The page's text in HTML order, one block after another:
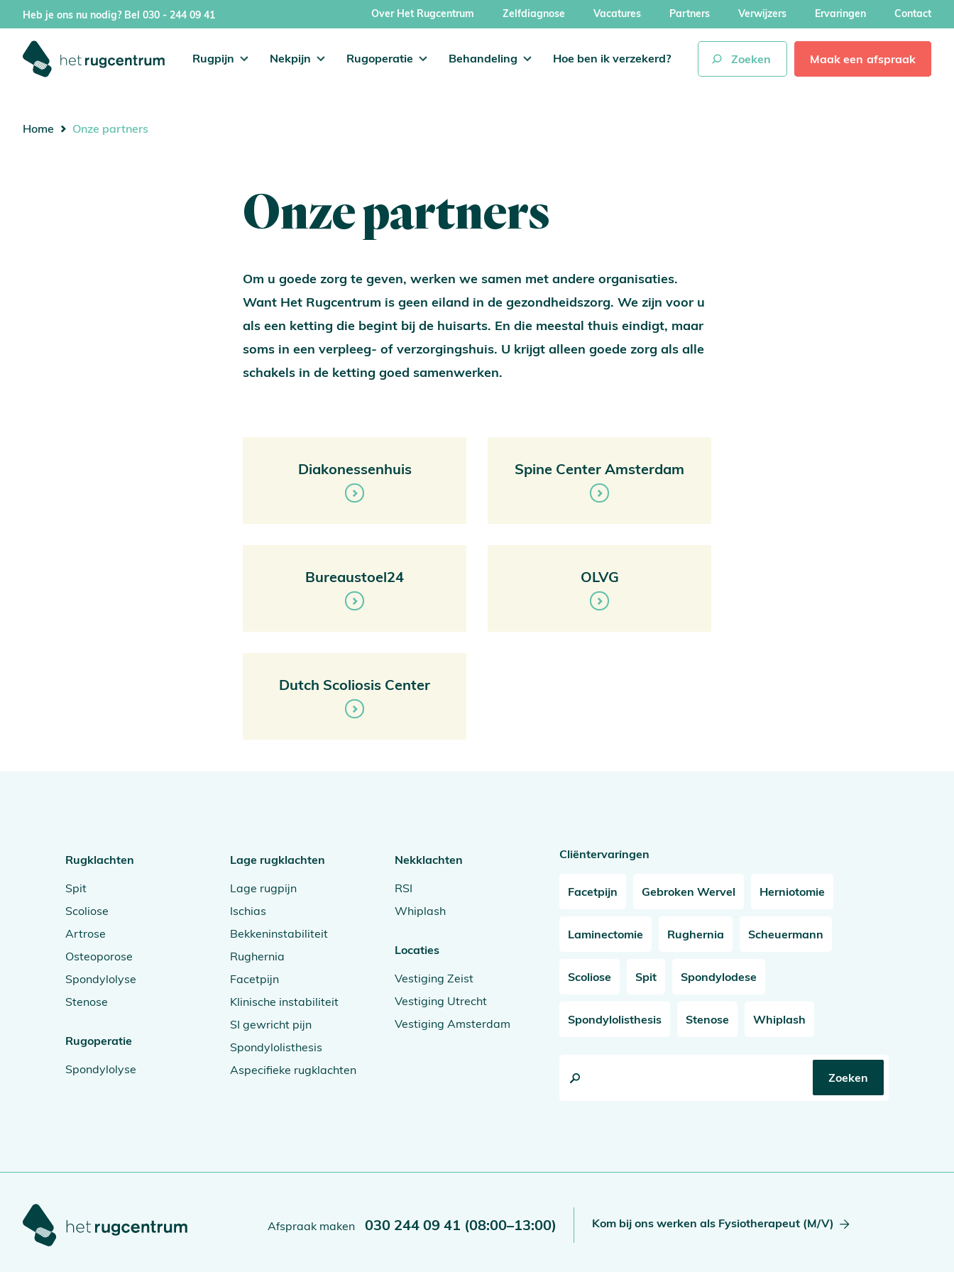
Heb je ons nu nodig? Bel 030 - 244 09 41 Over Het Rugcentrum Zelfdiagnose Vacatures Partners Verwijzers Ervaringen Contact
Rugpijn Nekpijn Rugoperatie Behandeling Hoe ben ik verzekerd? Zoeken Maak een afspraak
Home Onze partners
Onze partners
Om u goede zorg te geven, werken we samen met andere organisaties.
Want Het Rugcentrum is geen eiland in de gezondheidszorg. We zijn voor u
als een ketting die begint bij de huisarts. En die meestal thuis eindigt, maar
soms in een verpleeg- of verzorgingshuis. U krijgt alleen goede zorg als alle
schakels in de ketting goed samenwerken.
Diakonessenhuis Spine Center Amsterdam
Bureaustoel24 OLVG
Dutch Scoliosis Center
Rugklachten
Spit
Scoliose
Artrose
Osteoporose
Spondylolyse
Stenose
Rugoperatie
Spondylolyse
Lage rugklachten
Lage rugpijn
Ischias
Bekkeninstabiliteit
Rughernia
Facetpijn
Klinische instabiliteit
SI gewricht pijn
Spondylolisthesis
Aspecifieke rugklachten
Nekklachten
RSI
Whiplash
Locaties
Vestiging Zeist
Vestiging Utrecht
Vestiging Amsterdam
Cliëntervaringen
Facetpijn Gebroken Wervel Herniotomie
Laminectomie Rughernia Scheuermann
Scoliose Spit Spondylodese
Spondylolisthesis Stenose Whiplash
Afspraak maken 030 244 09 41 (08:00–13:00) Kom bij ons werken als Fysiotherapeut (M/V)